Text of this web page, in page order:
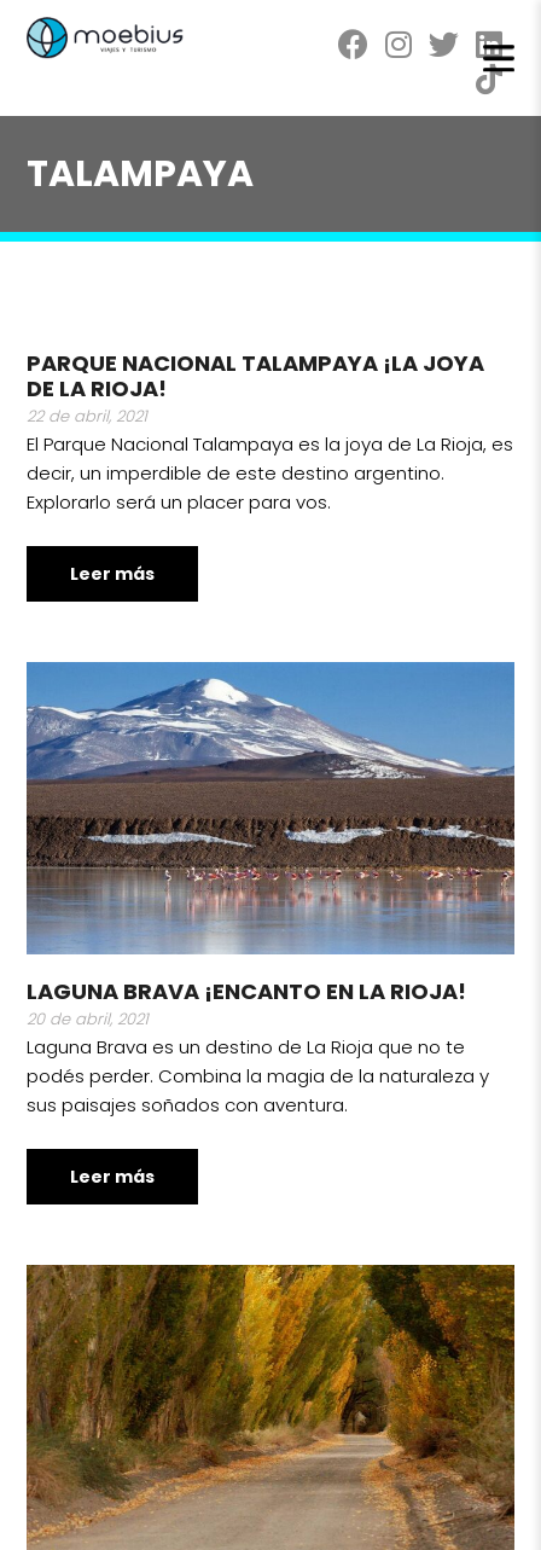
TALAMPAYA
PARQUE NACIONAL TALAMPAYA ¡LA JOYA
DE LA RIOJA!
22 de abril, 2021
El Parque Nacional Talampaya es la joya de La Rioja, es
decir, un imperdible de este destino argentino.
Explorarlo será un placer para vos.
Leer más
LAGUNA BRAVA ¡ENCANTO EN LA RIOJA!
20 de abril, 2021
Laguna Brava es un destino de La Rioja que no te
podés perder. Combina la magia de la naturaleza y
sus paisajes soñados con aventura.
Leer más